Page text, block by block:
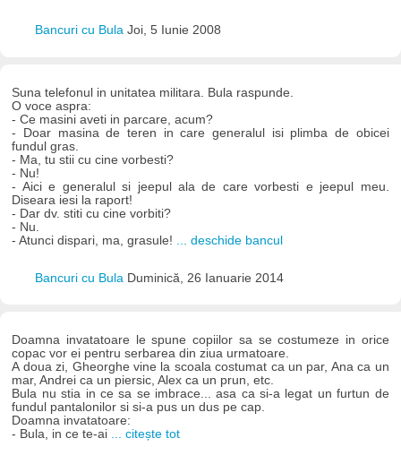
Bancuri cu Bula Joi, 5 Iunie 2008
Suna telefonul in unitatea militara. Bula raspunde.
O voce aspra:
- Ce masini aveti in parcare, acum?
- Doar masina de teren in care generalul isi plimba de obicei
fundul gras.
- Ma, tu stii cu cine vorbesti?
- Nu!
- Aici e generalul si jeepul ala de care vorbesti e jeepul meu.
Diseara iesi la raport!
- Dar dv. stiti cu cine vorbiti?
- Nu.
- Atunci dispari, ma, grasule!
... deschide bancul
Bancuri cu Bula Duminică, 26 Ianuarie 2014
Doamna invatatoare le spune copiilor sa se costumeze in orice
copac vor ei pentru serbarea din ziua urmatoare.
A doua zi, Gheorghe vine la scoala costumat ca un par, Ana ca un
mar, Andrei ca un piersic, Alex ca un prun, etc.
Bula nu stia in ce sa se imbrace... asa ca si-a legat un furtun de
fundul pantalonilor si si-a pus un dus pe cap.
Doamna invatatoare:
- Bula, in ce te-ai ... citește tot